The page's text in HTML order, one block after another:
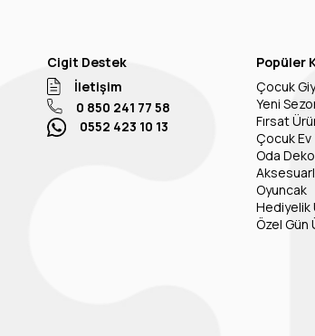
Cigit Destek
İletişim
0 850 241 77 58
0552 423 10 13
Popüler
Çocuk
Yeni
Fırsat
Çocuk
Oda
Oyuncak
Hediyelik
Özel Gün